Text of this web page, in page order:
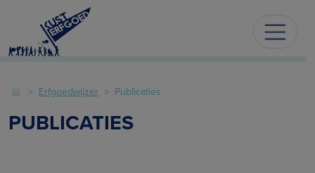
Erfgoedwijzer Publicaties
PUBLICATIES